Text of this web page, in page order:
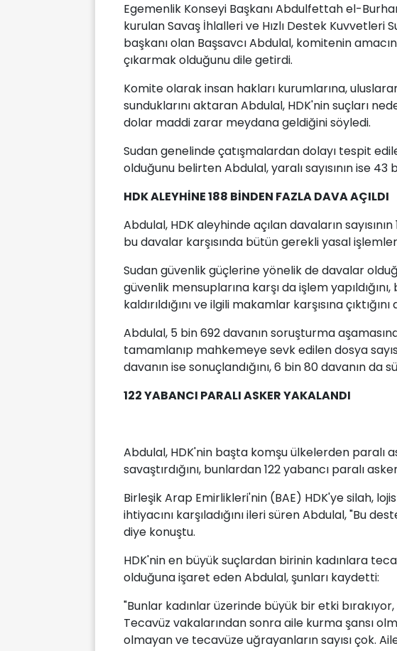
Egemenlik Konseyi Başkanı Abdulfettah el-
kurulan Savaş İhlalleri ve Hızlı Destek Kuvvetleri
başkanı olan Başsavcı Abdulal, komitenin
çıkarmak olduğunu dile getirdi.
Komite olarak insan hakları kurumlarına,
sunduklarını aktaran Abdulal, HDK'nin suçları
dolar maddi zarar meydana geldiğini söyledi.
Sudan genelinde çatışmalardan dolayı tespit
olduğunu belirten Abdulal, yaralı sayısının ise
HDK ALEYHİNE 188 BİNDEN FAZLA DAVA AÇILDI
Abdulal, HDK aleyhinde açılan davaların
bu davalar karşısında bütün gerekli yasal
Sudan güvenlik güçlerine yönelik de davalar
güvenlik mensuplarına karşı da işlem yapıldığını,
kaldırıldığını ve ilgili makamlar karşısına çıktığını
Abdulal, 5 bin 692 davanın soruşturma
tamamlanıp mahkemeye sevk edilen dosya
davanın ise sonuçlandığını, 6 bin 80 davanın da
122 YABANCI PARALI ASKER YAKALANDI
Abdulal, HDK'nin başta komşu ülkelerden paralı
savaştırdığını, bunlardan 122 yabancı paralı
Birleşik Arap Emirlikleri'nin (BAE) HDK'ye silah,
ihtiyacını karşıladığını ileri süren Abdulal, "Bu
diye konuştu.
HDK'nin en büyük suçlardan birinin kadınlara
olduğuna işaret eden Abdulal, şunları kaydetti:
"Bunlar kadınlar üzerinde büyük bir etki
Tecavüz vakalarından sonra aile kurma şansı
olmayan ve tecavüze uğrayanların sayısı çok.